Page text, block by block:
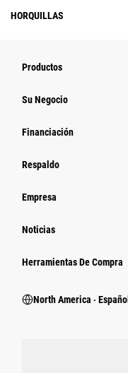
HORQUILLAS
Productos
Su Negocio
Financiación
Respaldo
Empresa
Noticias
Herramientas De Compra
North America ‧ Español